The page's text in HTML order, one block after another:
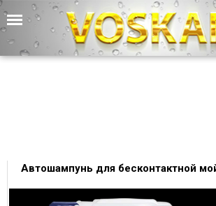
Автошампунь для бесконтактной